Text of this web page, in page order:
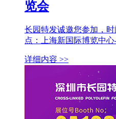
览会
长园特发诚邀您参加，时
点：上海新国际博览中
详细内容 >>